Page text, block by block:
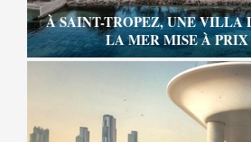
À SAINT-TROPEZ, UNE VILLA
LA MER MISE À